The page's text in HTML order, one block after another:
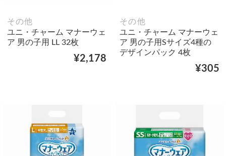
その他
ユニ・チャーム マナーウェ
ア 男の子用 LL 32枚
¥2,178
その他
ユニ・チャーム マナーウェ
ア 男の子用Sサイズ4種の
デザインパック 4枚
¥305